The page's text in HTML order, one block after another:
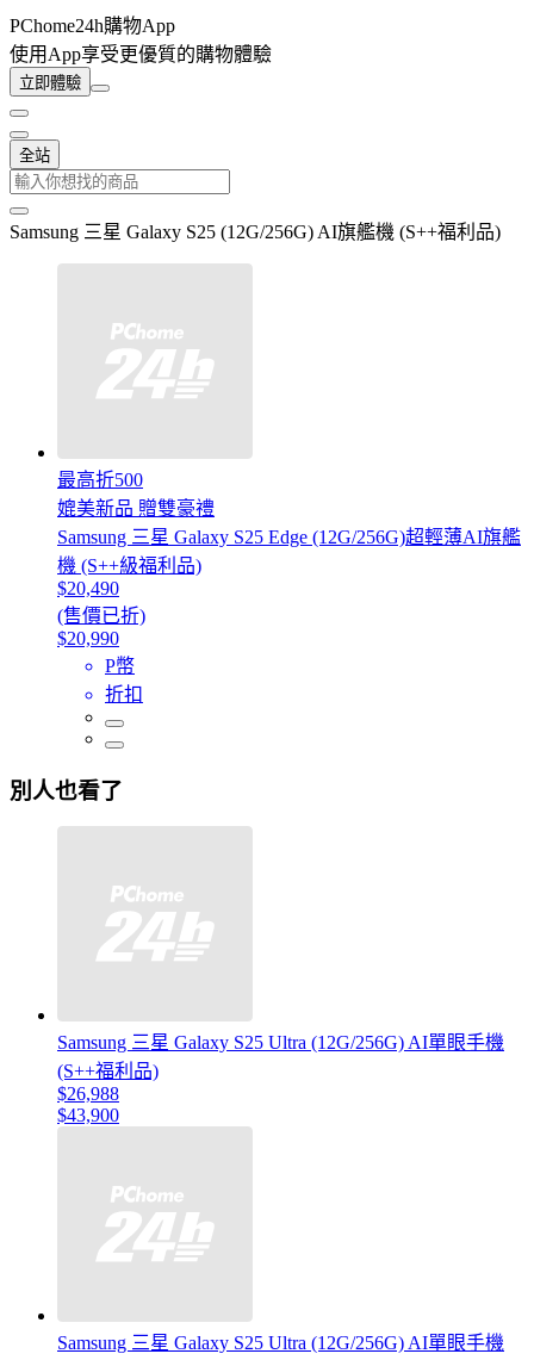
PChome24h購物App
使用App享受更優質的購物體驗
立即體驗
全站
Samsung 三星 Galaxy S25 (12G/256G) AI旗艦機 (S++福利品)
最高折500
媲美新品 贈雙豪禮
Samsung 三星 Galaxy S25 Edge (12G/256G)超輕薄AI旗艦
機 (S++級福利品)
$20,490
(售價已折)
$20,990
P幣
折扣
別人也看了
Samsung 三星 Galaxy S25 Ultra (12G/256G) AI單眼手機
(S++福利品)
$26,988
$43,900
Samsung 三星 Galaxy S25 Ultra (12G/256G) AI單眼手機